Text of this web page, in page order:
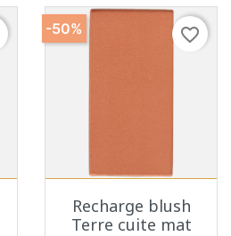
favorite_border
Recharge blush
Terre cuite mat
-50%